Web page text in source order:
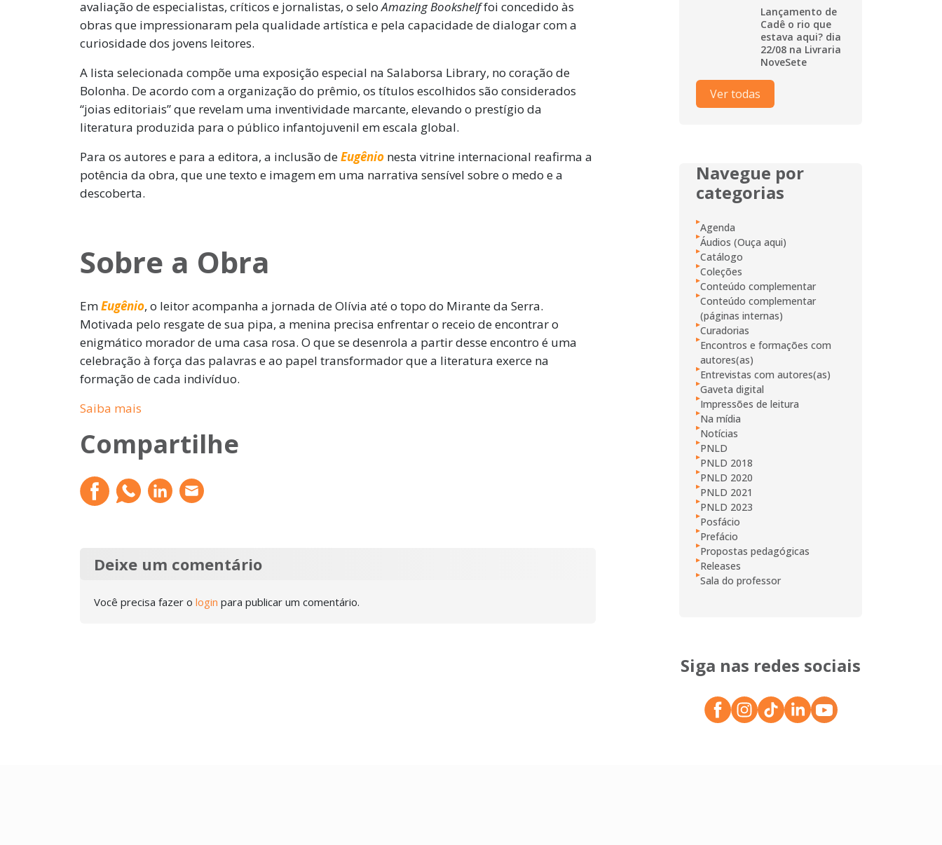
avaliação de especialistas, críticos e jornalistas, o seloAmazing Bookshelffoi concedido às
obras que impressionaram pela qualidade artística e pela capacidade de dialogar com a
curiosidade dos jovens leitores.
A lista selecionada compõe uma exposição especial na Salaborsa Library, no coração de
Bolonha. De acordo com a organização do prêmio, os títulos escolhidos são considerados
“joias editoriais” que revelam uma inventividade marcante, elevando o prestígio da
literatura produzida para o público infantojuvenil em escala global.
Para os autores e para a editora, a inclusão deEugênio nesta vitrine internacional reafirma a
potência da obra, que une texto e imagem em uma narrativa sensível sobre o medo e a
descoberta.
Sobre a Obra
EmEugênio, o leitor acompanha a jornada de Olívia até o topo do Mirante da Serra.
Motivada pelo resgate de sua pipa, a menina precisa enfrentar o receio de encontrar o
enigmático morador de uma casa rosa. O que se desenrola a partir desse encontro é uma
celebração à força das palavras e ao papel transformador que a literatura exerce na
formação de cada indivíduo.
Saiba mais
Compartilhe
Deixe um comentário
Você precisa fazer o login para publicar um comentário.
Lançamento de
Cadê o rio que
estava aqui? dia
22/08 na Livraria
NoveSete
Ver todas
Navegue por
categorias
Agenda
Áudios (Ouça aqui)
Catálogo
Coleções
Conteúdo complementar
Conteúdo complementar
(páginas internas)
Curadorias
Encontros e formações com
autores(as)
Entrevistas com autores(as)
Gaveta digital
Impressões de leitura
Na mídia
Notícias
PNLD
PNLD 2018
PNLD 2020
PNLD 2021
PNLD 2023
Posfácio
Prefácio
Propostas pedagógicas
Releases
Sala do professor
Siga nas redes sociais